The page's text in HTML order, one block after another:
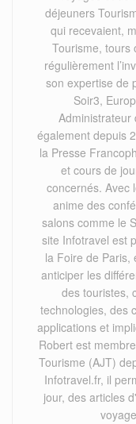
déjeuners
qui recevaient,
Tourisme, tours
régulièrement
son expertise de
Soir3,
Administrateur
également depuis
la Presse
et cours de
concernés. Avec
anime des
salons comme le
site Infotravel est
la Foire de Paris,
anticiper les
des touristes,
technologies, des
applications et
Robert est
Tourisme (AJT)
Infotravel.fr, il
jour, des articles